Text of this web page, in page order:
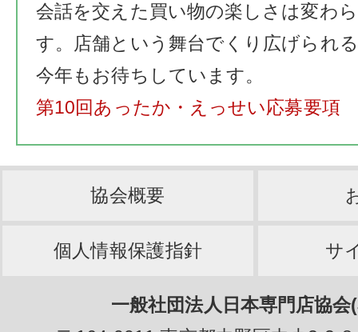
会話を交えた買い物の楽しさは変わ
す。店舗という舞台でくり広げられ
今年もお待ちしています。
第10回あったか・えっせい応募要項
協会概要
個人情報保護指針 サ
一般社団法人日本専門店協